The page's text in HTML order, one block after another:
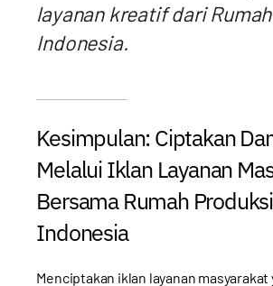
layanan kreatif dari
Indonesia.
Kesimpulan: Ciptakan
Melalui Iklan Layanan
Bersama Rumah Produksi
Indonesia
Menciptakan iklan layanan masyarakat